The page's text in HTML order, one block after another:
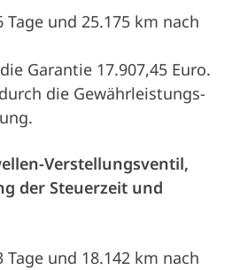
und 25.175 km nach
Garantie 17.907,45 Euro.
die Gewährleistungs-
Verstellungsventil,
der Steuerzeit und
und 18.142 km nach